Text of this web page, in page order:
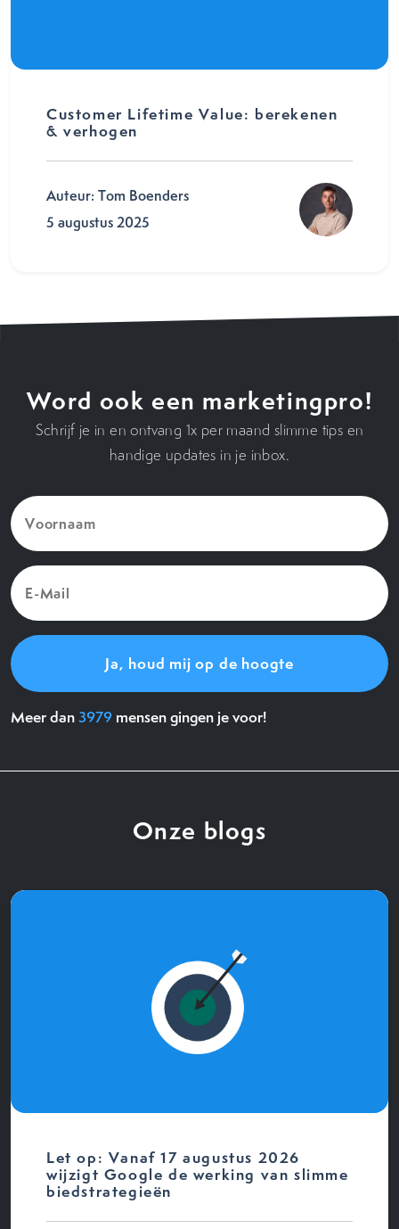
Customer Lifetime Value: berekenen
& verhogen
Auteur: Tom Boenders
5 augustus 2025
Word ook een marketingpro!
Schrijf je in en ontvang 1x per maand slimme tips en
handige updates in je inbox.
Voornaam
(Vereist)
E-
Mail
(Vereist)
Meer dan3979 mensen gingen je voor!
Onze blogs
Let op: Vanaf 17 augustus 2026
wijzigt Google de werking van slimme
biedstrategieën